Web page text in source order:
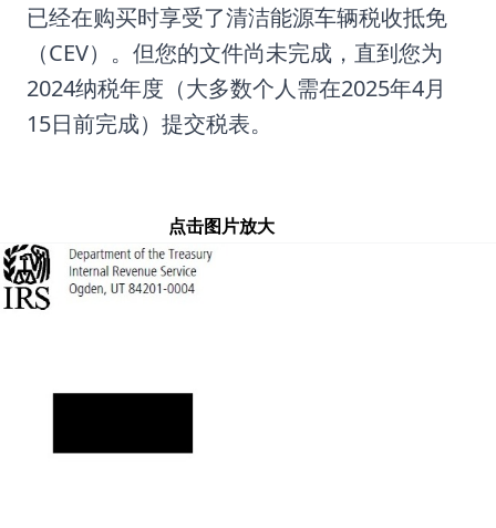
已经在购买时享受了清洁能源车辆税收抵免
（CEV）。但您的文件尚未完成，直到您为
2024纳税年度（大多数个人需在2025年4月
15日前完成）提交税表。
点击图片放大